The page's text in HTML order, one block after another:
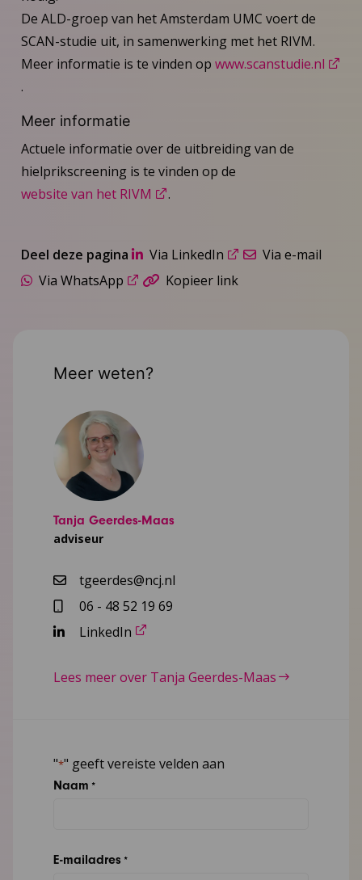
De ALD-groep van het Amsterdam UMC voert de
SCAN-studie uit, in samenwerking met het RIVM.
Meer informatie is te vinden op www.scanstudie.nl
.
Meer informatie
Actuele informatie over de uitbreiding van de
hielprikscreening is te vinden op de
website van het RIVM
.
Deel deze pagina Via LinkedIn
Via e-mail
Via WhatsApp
Kopieer link
Meer weten?
Tanja Geerdes-Maas
adviseur
tgeerdes@ncj.nl
06 - 48 52 19 69
LinkedIn
Lees meer over Tanja Geerdes-Maas
"*" geeft vereiste velden aan
Naam *
E-mailadres *